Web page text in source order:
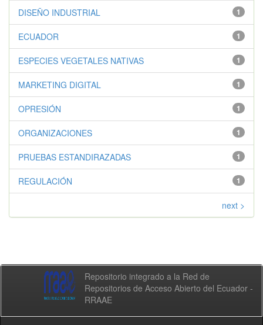
1
DISEÑO INDUSTRIAL
1
ECUADOR
1
ESPECIES VEGETALES NATIVAS
1
MARKETING DIGITAL
1
OPRESIÓN
1
ORGANIZACIONES
1
PRUEBAS ESTANDIRAZADAS
1
REGULACIÓN
next >
Repositorio integrado a la Red de
Repositorios de Acceso Abierto del Ecuador -
RRAAE